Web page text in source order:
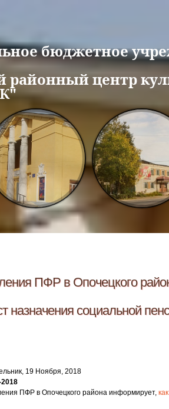
бюджетное
районный центр
ПФР в Опочецкого
назначения социальной
19 Ноября, 2018
2018
ПФР в Опочецкого района информирует,